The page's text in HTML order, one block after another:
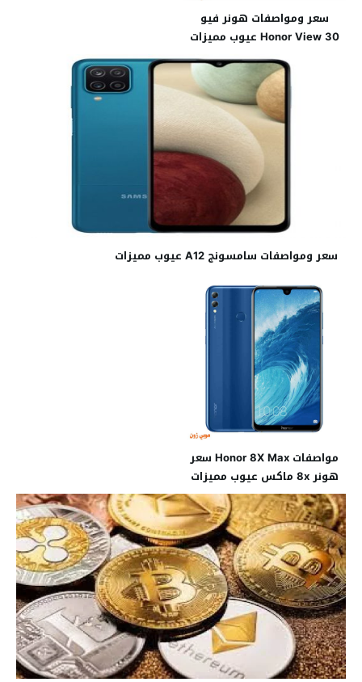
سعر ومواصفات هونر فيو
Honor View 30 عيوب مميزات
سعر ومواصفات سامسونج A12 عيوب مميزات
مواصفات Honor 8X Max سعر
هونر 8x ماكس عيوب مميزات